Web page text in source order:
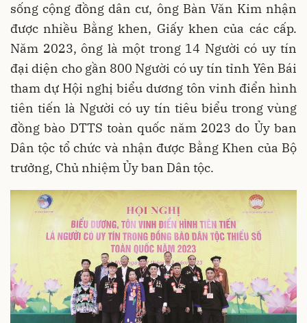
sống cộng đồng dân cư, ông Bàn Văn Kim nhận
được nhiều Bằng khen, Giấy khen của các cấp.
Năm 2023, ông là một trong 14 Người có uy tín
đại diện cho gần 800 Người có uy tín tỉnh Yên Bái
tham dự Hội nghị biểu dương tôn vinh điển hình
tiên tiến là Người có uy tín tiêu biểu trong vùng
đồng bào DTTS toàn quốc năm 2023 do Ủy ban
Dân tộc tổ chức và nhận được Bằng Khen của Bộ
trưởng, Chủ nhiệm Ủy ban Dân tộc.